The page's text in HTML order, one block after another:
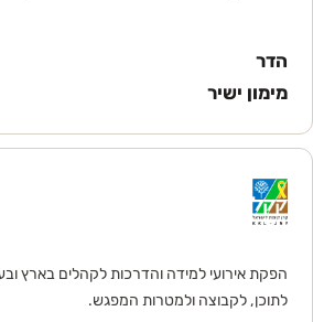
הדר
מימון ישיר
הפקת אירועי למידה והדרכות לקהלים בארץ
לתוכן, לקבוצה ולמטרות המפגש.